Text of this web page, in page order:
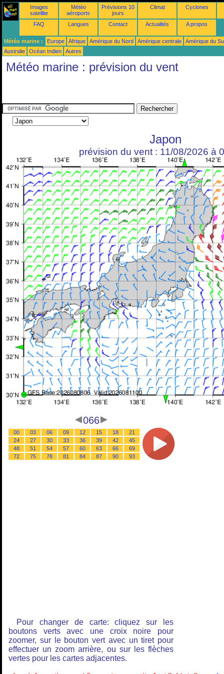
Images
satellite
Météo
aéroports
Prévisions 10
jours
Climat Cyclones
FAQ Langues Contact Actualités A propos
Météo marine : Europe Afrique Amérique du Nord Amérique centrale
Amérique du
Australie
Océan Indien Autres
Météo marine : prévision du vent
Japon
prévision du vent : 11/08/2026 à
066
00 03 06 09 12 15 18
21
24
27 30 33 36 39 42
45
48
51 54 57 60 63 66
69
72
75 78 81 84 87 90 93
Pour changer de carte: cliquez sur les
boutons verts avec une croix noire pour
zoomer, sur le bouton vert avec un tiret pour
effectuer un zoom arrière, ou sur les flèches
vertes pour les cartes adjacentes.